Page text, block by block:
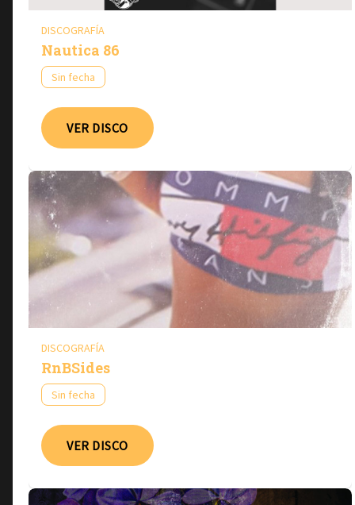
DISCOGRAFÍA
Nautica 86
Sin fecha
VER DISCO
DISCOGRAFÍA
RnBSides
Sin fecha
VER DISCO